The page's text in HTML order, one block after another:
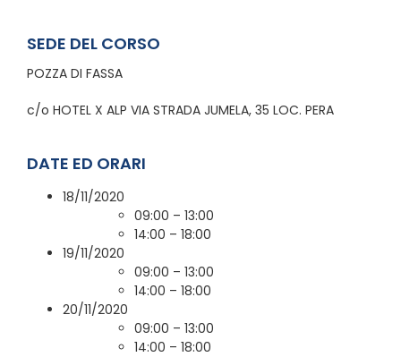
SEDE DEL CORSO
POZZA DI FASSA
c/o HOTEL X ALP VIA STRADA JUMELA, 35 LOC. PERA
DATE ED ORARI
18/11/2020
09:00 – 13:00
14:00 – 18:00
19/11/2020
09:00 – 13:00
14:00 – 18:00
20/11/2020
09:00 – 13:00
14:00 – 18:00